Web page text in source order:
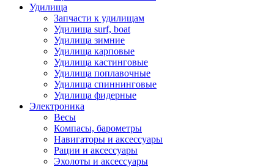
Удилища
Запчасти к удилищам
Удилища surf, boat
Удилища зимние
Удилища карповые
Удилища кастинговые
Удилища поплавочные
Удилища спиннинговые
Удилища фидерные
Электроника
Весы
Компасы, барометры
Навигаторы и аксессуары
Рации и аксессуары
Эхолоты и аксессуары